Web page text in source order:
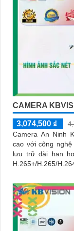
CAMERA
3,074,500 ₫
Camera An Ninh
cao với công
lưu trữ dài hạn
H.265+/H.265/